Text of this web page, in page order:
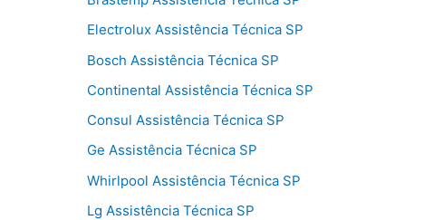
Electrolux Assistência Técnica SP
Bosch Assistência Técnica SP
Continental Assistência Técnica SP
Consul Assistência Técnica SP
Ge Assistência Técnica SP
Whirlpool Assistência Técnica SP
Lg Assistência Técnica SP